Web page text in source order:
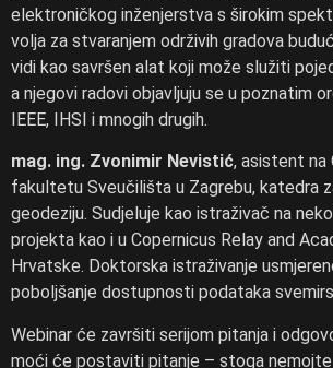
elektroničkog inženjerstva s širokim
volja za stvaranjem održivih gradova
vidi kao savršen alat koji može služiti
a njegovi radovi objavljuju se u poznatim
IEEE, IHSI i mnogih drugih.
mag. ing. Zvonimir Nevistić, asistent na
fakultetu Sveučilišta u Zagrebu, katedra
geodeziju. Sudjeluje kao istraživač na
projekta kao i u Copernicus Relay and
Hrvatske. Doktorska istraživanje
poboljšanje dostupnosti podataka
Webinar će završiti serijom pitanja i
moći će postaviti pitanje – stoga